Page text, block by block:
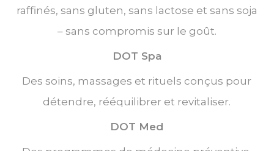
raffinés, sans gluten, sans lactose et sans soja
– sans compromis sur le goût.
DOT Spa
Des soins, massages et rituels conçus pour
détendre, rééquilibrer et revitaliser.
DOT Med